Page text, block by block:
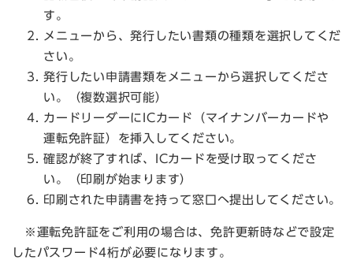
す。
メニューから、発行したい書類の種類を選択してくだ
さい。
発行したい申請書類をメニューから選択してくださ
い。（複数選択可能）
カードリーダーにICカード（マイナンバーカードや
運転免許証）を挿入してください。
確認が終了すれば、ICカードを受け取ってくださ
い。（印刷が始まります）
印刷された申請書を持って窓口へ提出してください。
※運転免許証をご利用の場合は、免許更新時などで設定
したパスワード4桁が必要になります。